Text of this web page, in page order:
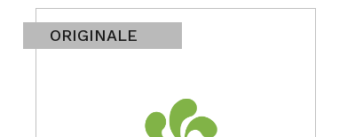
ORIGINALE